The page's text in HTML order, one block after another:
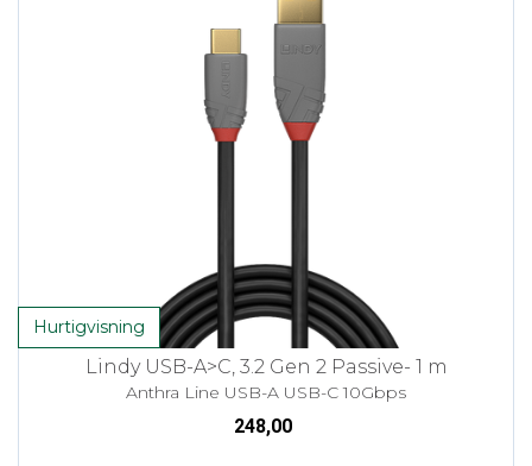
Hurtigvisning
Lindy USB-A>C, 3.2 Gen 2 Passive- 1 m
Anthra Line USB-A USB-C 10Gbps
248,00